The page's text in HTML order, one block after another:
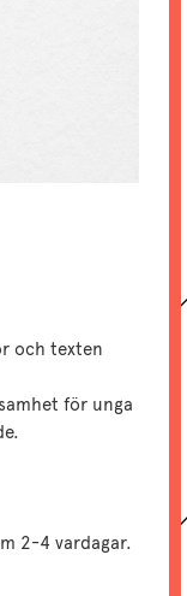
och texten
för unga
2-4 vardagar.